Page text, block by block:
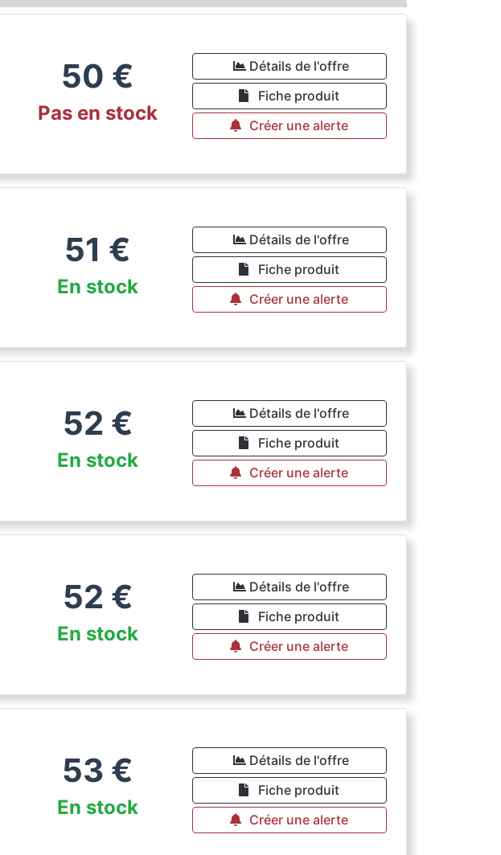
50 €
Pas en stock
Détails de l'offre
Fiche produit
Créer une alerte
51 €
En stock
Détails de l'offre
Fiche produit
Créer une alerte
52 €
En stock
Détails de l'offre
Fiche produit
Créer une alerte
52 €
En stock
Détails de l'offre
Fiche produit
Créer une alerte
53 €
En stock
Détails de l'offre
Fiche produit
Créer une alerte